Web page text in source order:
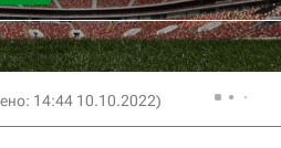
14:44 10.10.2022)